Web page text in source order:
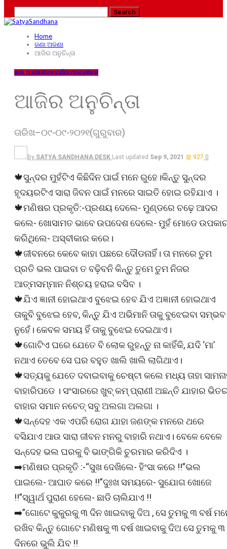
Home
ଜଣା ଅଜଣା
ଆଜିର ଅନୁଚିନ୍ତା
ଜଣା ଅଜଣାଜୀବନଚର୍ଯ୍ୟାମନୋରଞ୍ଜନ
ଆଜିର ଅନୁଚିନ୍ତା
ତାରିଖ–୦୯-୦୯-୨୦୨୧(ଗୁରୁବାର)
By SATYA SANDHANA DESK Last updated Sep 9, 2021 927 0
🍁ସୁନ୍ଦର ମୁହଁଟିଏ କିଛିଦିନ ପାଇଁ ମନେ ରୁହେ।କିନ୍ତୁ ସୁନ୍ଦର
ହୃଦୟରଟିଏ ସାରା ଜିବନ ପାଇଁ ମନରେ ସାଇତି ହୋଇ ରହିଯାଏ ।
🍁ମଣିଷର ପ୍ରକୃତି:-ପ୍ରଶୟ ଦେଲେ- ମୁଣ୍ଡରେ ଚଢ଼େ ଆଦର
କଲେ- ଖୋସାମତ ଭାବେ ଉପଦେଶ ଦେଲେ- ମୁହଁ ମୋଡେ
କରିଥିଲେ- ଅସ୍ବୀକାର କରେ।
🍁ଜୀବନରେ କେବେ କାହା ପଛରେ ଦୌଡନାହିଁ। ତା ମନରେ ତୁମ
ପ୍ରତି ଭଲ ପାଇବା ତ ବଢ଼ିବନି କିନ୍ତୁ ତୁମେ ତୁମ ନିଜର
ଆତ୍ମସମ୍ମାନ ନିଶ୍ଚୟ ହରାଇ ବସିବ ।
🍁ଯିଏ ଜ୍ଞାନୀ ହୋଇଥାଏ ବୁଝେଇ ହେବ ଯିଏ ଅଜ୍ଞାନୀ ହୋଇଥାଏ
ତାକୁବି ବୁଝେଇ ହେବ, କିନ୍ତୁ ଯିଏ ଅଭିମାନି ତାକୁ ବୁଝେଇବା ସମ୍ଭବ
ନୁହେଁ। କେବଳ ସମୟ ହିଁ ତାକୁ ବୁଝେଇ ଦେଇଥାଏ।
🍁ଗୋଟିଏ ଘରେ ଯେତେ ବି ଲୋକ ରୁହନ୍ତୁ ନା କାହିଁକି, ଯଦି ‘ମା’
ନଥାଏ ତେବେ ସେ ଘର ବହୁତ ଖାଲି ଖାଲି ଲାଗିଥାଏ।
🍁ସତ୍ୟକୁ ଯେତେ ଦବାଇବାକୁ ଚେଷ୍ଟା କଲେ ମଧ୍ୟ ତାହା
ବାହାରିପଡେ । ସଂସାରରେ ଖୁବ୍ କମ୍ ପ୍ରାଣୀ ଅଛନ୍ତି ଯାହାର
ବାହାର ସମାନ ନଚେତ୍ ସବୁ ଅଲଗା ଅଲଗା ।
🍁ସନ୍ଦେହ ଏକ ଏପରି ରୋଗ ଯାହା ଜଣଙ୍କ ମନରେ ଥରେ
ବସିଯାଏ ଆଉ ସାରା ଜୀବନ ମନରୁ ବାହାରି ନଥାଏ। ବେଳେ ବେଳେ
ସନ୍ଦେହ ଭଲ ଘରକୁ ବି ଭାଙ୍ଗିକି ଚୁରମାର କରିଦିଏ ।
➡️ମଣିଷର ପ୍ରକୃତି :-“ସୁଖ ଦେଖିଲେ- ହିଂସା କରେ !!”ଭଲ
ପାଇଲେ- ଆଘାତ କରେ !!”ଦୁଃଖ ସମୟରେ- ସୁଯୋଗ ଖୋଜେ
!!”ସ୍ୱାର୍ଥ ପୁରାଣ ହେଲେ- ଛାଡି ଚାଲିଯାଏ !!
➡️”ଗୋଟେ କୁକୁରକୁ ୩ ଦିନ ଖାଇବାକୁ ଦିଅ , ସେ ତୁମକୁ ୩ ବର୍ଷ
ରଖିବ କିନ୍ତୁ ଗୋଟେ ମଣିଷକୁ ୩ ବର୍ଷ ଖାଇବାକୁ ଦିଅ ସେ ତୁମକୁ ୩
ଦିନରେ ଭୁଲି ଯିବ !!